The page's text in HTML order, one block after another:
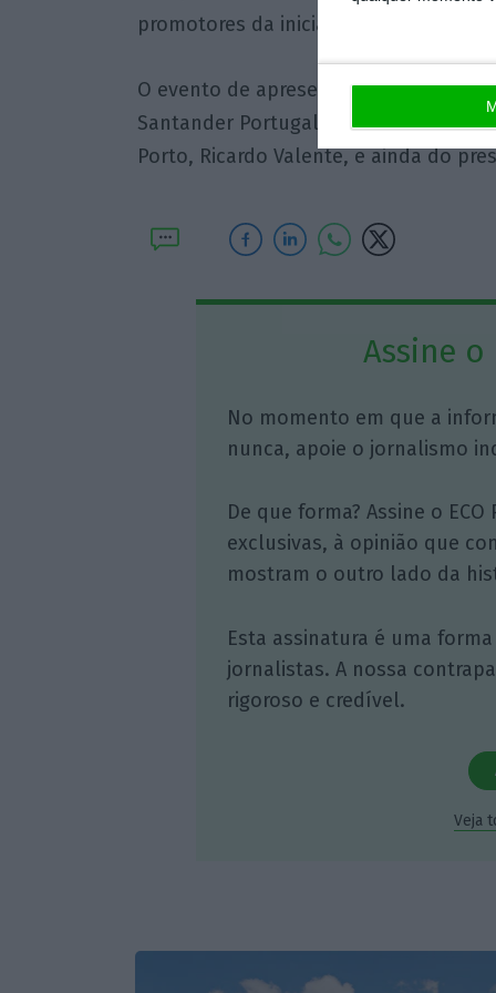
promotores da iniciativa.
O evento de apresentação vai contar
Santander Portugal, Miguel Belo de
Porto, Ricardo Valente, e ainda do
Assine o
No momento em que a
nunca, apoie o jornalismo
De que forma? Assine o
exclusivas, à opinião que
mostram o outro lado da
Esta assinatura é uma
jornalistas. A nossa
rigoroso e credível.
Veja